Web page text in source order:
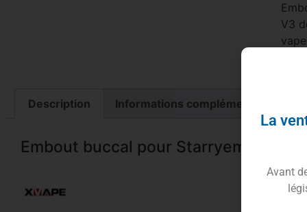
V3
Description Informations complémentaires
Embout buccal pour Starryembout V3
La
Avant